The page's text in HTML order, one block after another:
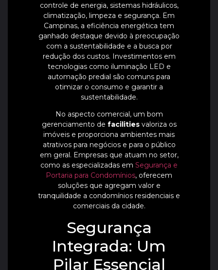
controle de energia, sistemas hidráulicos,
climatização, limpeza e segurança. Em
Campinas, a eficiência energética tem
ganhado destaque devido à preocupação
com a sustentabilidade e a busca por
redução dos custos. Investimentos em
tecnologias como iluminação LED e
automação predial são comuns para
otimizar o consumo e garantir a
sustentabilidade.
No aspecto comercial, um bom
gerenciamento de facilitiesvaloriza os
imóveis e proporciona ambientes mais
atrativos para negócios e para o público
em geral. Empresas que atuam no setor,
como as especializadas em Segurança e
Portaria para Condomínios, oferecem
soluções que agregam valor e
tranquilidade a condomínios residenciais e
comerciais da cidade.
Segurança
Integrada: Um
Pilar Essencial